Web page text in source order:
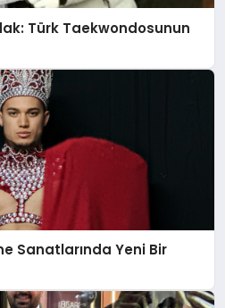
Türk Taekwondosunun
Sanatlarında Yeni Bir